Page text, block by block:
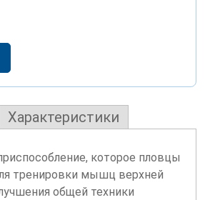
Характеристики
которое пловцы
тренировки мышц верхней
общей техники